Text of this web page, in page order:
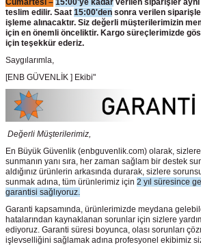
Cumartesi – 15:00'ye kadar verilen siparişler
teslim edilir. Saat 15:00'den sonra verilen
işleme alınacaktır. Siz değerli müşterilerimizin
için en önemli önceliktir. Kargo süreçlerimizde
için teşekkür ederiz.
Saygılarımla,
[ENB GÜVENLİK ] Ekibi"
Değerli Müşterilerimiz,
En Büyük Güvenlik (enbguvenlik.com) olarak,
sunmanın yanı sıra, her zaman sağlam bir destek
aldığınız ürünlerin arkasında durarak, sizlere
sunmak adına, tüm ürünlerimiz için 2 yıl süresince
garantisi sağlıyoruz.
Garanti kapsamında, ürünlerimizde meydana
hatalarından kaynaklanan sorunlar için sizlere
ediyoruz. Garanti süresi boyunca, olası sorunları
işlevselliğini sağlamak adına profesyonel ekibimiz